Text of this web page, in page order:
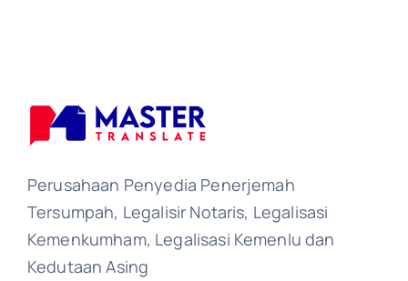
Perusahaan Penyedia Penerjemah
Tersumpah, Legalisir Notaris, Legalisasi
Kemenkumham, Legalisasi Kemenlu dan
Kedutaan Asing